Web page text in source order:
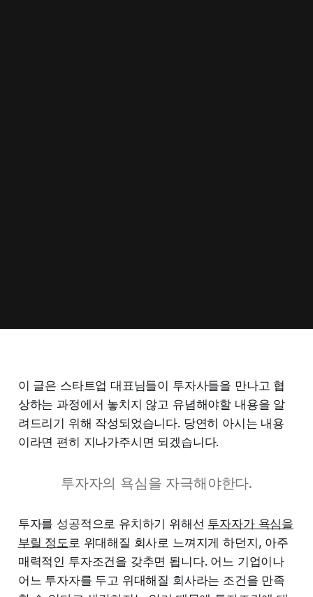
이 글은 스타트업 대표님들이 투자사들을 만나고 협
상하는 과정에서 놓치지 않고 유념해야할 내용을 알
려드리기 위해 작성되었습니다. 당연히 아시는 내용
이라면 편히 지나가주시면 되겠습니다.
투자자의 욕심을 자극해야한다.
투자를 성공적으로 유치하기 위해선 투자자가 욕심을
부릴 정도로 위대해질 회사로 느껴지게 하던지, 아주
매력적인 투자조건을 갖추면 됩니다. 어느 기업이나
어느 투자자를 두고 위대해질 회사라는 조건을 만족